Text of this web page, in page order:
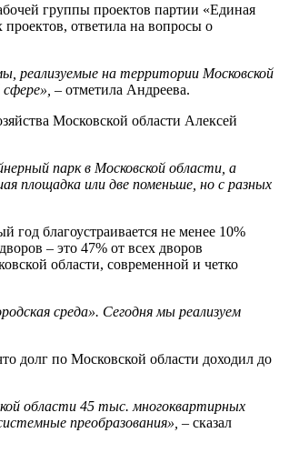
группы проектов партии «Единая
ответила на вопросы о
реализуемые на территории Московской
– отметила Андреева.
Московской области Алексей
парк в Московской области, а
площадка или две поменьше, но с разных
год благоустраивается не менее 10%
– это 47% от всех дворов
области, современной и четко
среда». Сегодня мы реализуем
долг по Московской области доходил до
области 45 тыс. многоквартирных
преобразования», – сказал